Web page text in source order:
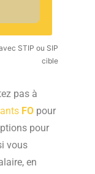
STIP ou SIP
cible
pas à
FO pour
pour
vous
en